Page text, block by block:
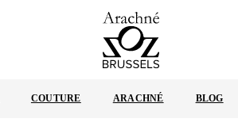
BRUXELLES
COUTURE ARACHNÉ BLOG